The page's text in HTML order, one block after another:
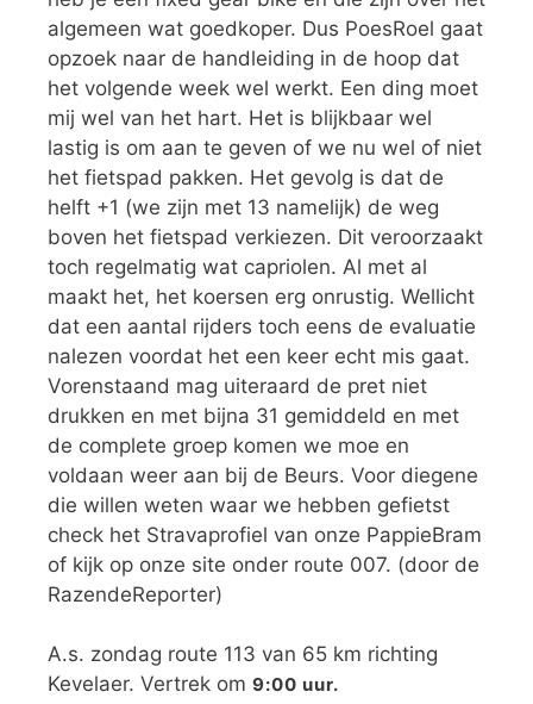
algemeen wat goedkoper. Dus PoesRoel gaat
opzoek naar de handleiding in de hoop dat
het volgende week wel werkt. Een ding moet
mij wel van het hart. Het is blijkbaar wel
lastig is om aan te geven of we nu wel of niet
het fietspad pakken. Het gevolg is dat de
helft +1 (we zijn met 13 namelijk) de weg
boven het fietspad verkiezen. Dit veroorzaakt
toch regelmatig wat capriolen. Al met al
maakt het, het koersen erg onrustig. Wellicht
dat een aantal rijders toch eens de evaluatie
nalezen voordat het een keer echt mis gaat.
Vorenstaand mag uiteraard de pret niet
drukken en met bijna 31 gemiddeld en met
de complete groep komen we moe en
voldaan weer aan bij de Beurs. Voor diegene
die willen weten waar we hebben gefietst
check het Stravaprofiel van onze PappieBram
of kijk op onze site onder route 007. (door de
RazendeReporter)
A.s. zondag route 113 van 65 km richting
Kevelaer. Vertrek om 9:00 uur.